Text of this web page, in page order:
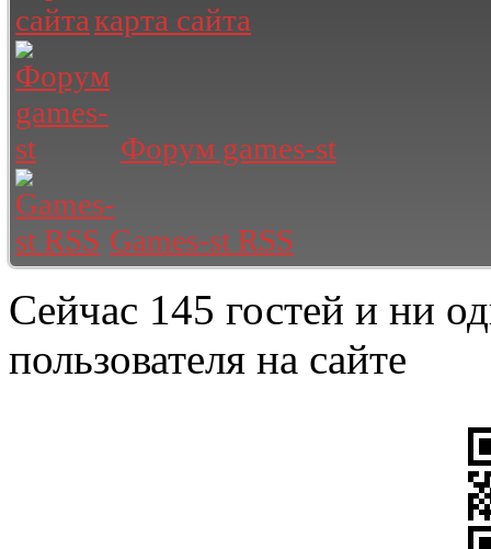
карта сайта
Форум games-st
Games-st RSS
Сейчас 145 гостей и ни
пользователя на сайте